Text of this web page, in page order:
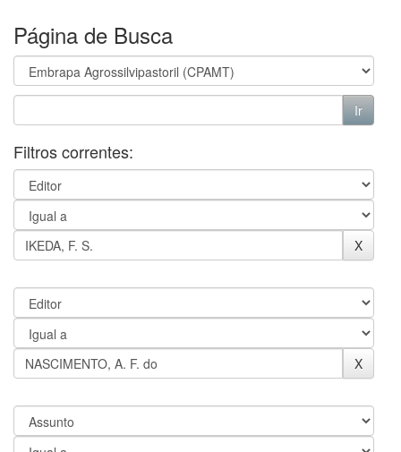
Página de Busca
Filtros correntes: